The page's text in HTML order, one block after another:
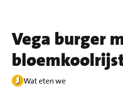
Vega burger
Wat eten we